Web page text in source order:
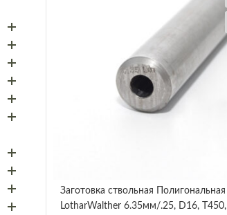
Заготовка ствольная Полигональная
LotharWalther 6.35мм/.25, D16, Т450,